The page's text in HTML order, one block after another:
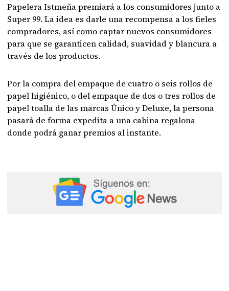
Papelera Istmeña premiará a los consumidores junto a
Super 99. La idea es darle una recompensa a los fieles
compradores, así como captar nuevos consumidores
para que se garanticen calidad, suavidad y blancura a
través de los productos.
Por la compra del empaque de cuatro o seis rollos de
papel higiénico, o del empaque de dos o tres rollos de
papel toalla de las marcas Único y Deluxe, la persona
pasará de forma expedita a una cabina regalona
donde podrá ganar premios al instante.